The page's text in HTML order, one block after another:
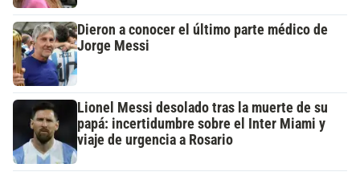
Dieron a conocer el último parte médico de
Jorge Messi
Lionel Messi desolado tras la muerte de su
papá: incertidumbre sobre el Inter Miami y
viaje de urgencia a Rosario